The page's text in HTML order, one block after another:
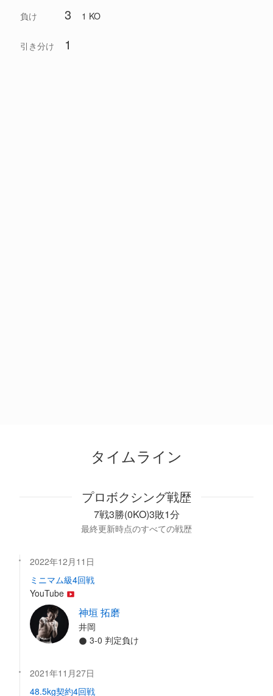
負け 3 1 KO
引き分け 1
タイムライン
プロボクシング戦歴
7戦3勝(0KO)3敗1分
最終更新時点のすべての戦歴
2022年12月11日
ミニマム級4回戦
YouTube
神垣 拓磨
井岡
3-0 判定負け
2021年11月27日
48.5kg契約4回戦